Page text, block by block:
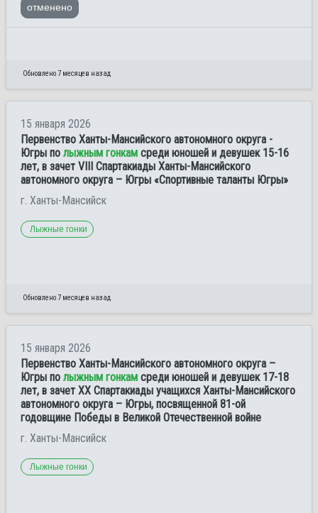
отменено
Обновлено 7 месяцев назад
15 января 2026
Первенство Ханты-Мансийского автономного округа -
Югры по лыжным гонкам среди юношей и девушек 15-16
лет, в зачет VIII Спартакиады Ханты-Мансийского
автономного округа – Югры «Спортивные таланты Югры»
г. Ханты-Мансийск
Лыжные гонки
Обновлено 7 месяцев назад
15 января 2026
Первенство Ханты-Мансийского автономного округа –
Югры по лыжным гонкам среди юношей и девушек 17-18
лет, в зачет ХХ Спартакиады учащихся Ханты-Мансийского
автономного округа – Югры, посвященной 81-ой
годовщине Победы в Великой Отечественной войне
г. Ханты-Мансийск
Лыжные гонки